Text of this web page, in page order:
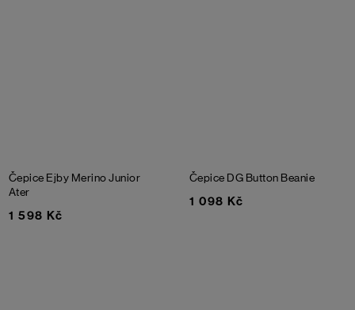
Čepice Ejby Merino Junior
Ater
1 598 Kč
Čepice DG Button Beanie
1 098 Kč